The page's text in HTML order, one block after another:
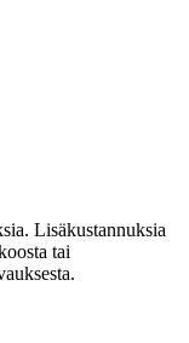
Lisäkustannuksia
tai